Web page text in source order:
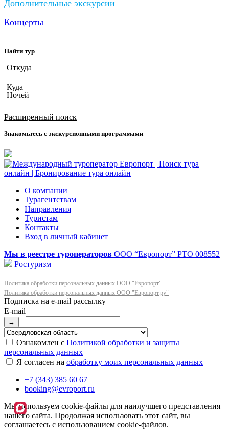
Дополнительные экскурсии
Концерты
Найти тур
Откуда
Куда
Ночей
Расширенный поиск
Знакомьтесь с экскурсионными программами
О компании
Турагентствам
Направления
Туристам
Контакты
Вход в личный кабинет
Мы в реестре туроператоров ООО “Европорт” РТО 008552
Ростуризм
Политика обработки персональных данных ООО "Европорт"
Политика обработки персональных данных ООО "Европорт.ру"
E-mail
→
Ознакомлен с Политикой обработки и защиты
персональных данных
Я согласен на обработку моих персональных данных
+7 (343) 385 60 67
booking@evroport.ru
Мы используем cookie-файлы для наилучшего представления
нашего сайта. Продолжая использовать этот сайт, вы
соглашаетесь с использованием cookie-файлов.